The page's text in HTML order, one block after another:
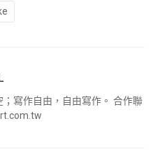
寫作自由，自由寫作。 合作聯